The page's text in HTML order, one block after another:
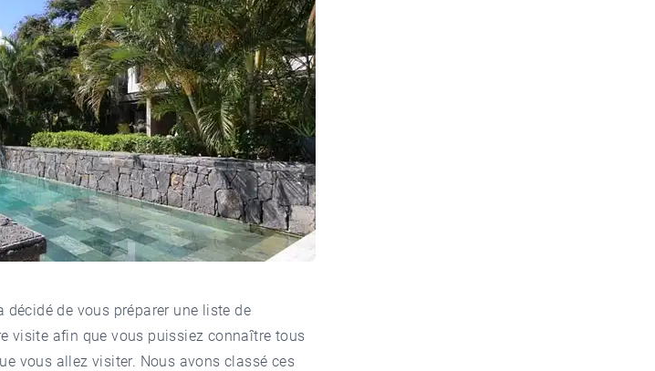
décidé de vous préparer une liste de
visite afin que vous puissiez connaître tous
vous allez visiter. Nous avons classé ces